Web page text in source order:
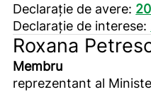
Declarație de avere:
Declarație de interese:
Roxana
Membru
reprezentant al